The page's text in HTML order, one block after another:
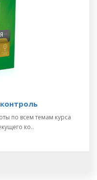
по всем темам курса
ко..